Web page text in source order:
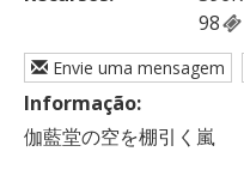
98
Envie uma mensagem
Informação:
伽藍堂の空を棚引く嵐